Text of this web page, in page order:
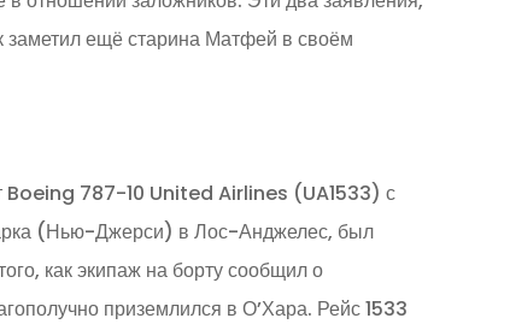
заметил ещё старина Матфей в своём
Boeing 787-10 United Airlines (UA1533) с
(Нью-Джерси) в Лос-Анджелес, был
как экипаж на борту сообщил о
приземлился в О’Хара. Рейс 1533